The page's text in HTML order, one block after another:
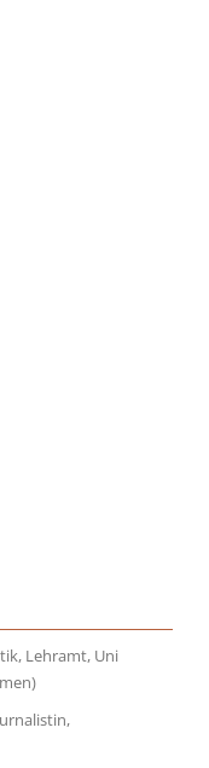
Lehramt, Uni